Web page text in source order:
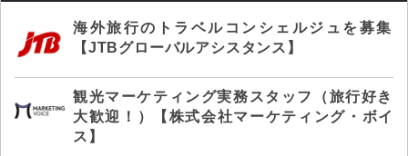
海外旅行のトラベルコンシェルジュを募集
【JTBグローバルアシスタンス】
観光マーケティング実務スタッフ（旅行好き
大歓迎！）【株式会社マーケティング・ボイ
ス】